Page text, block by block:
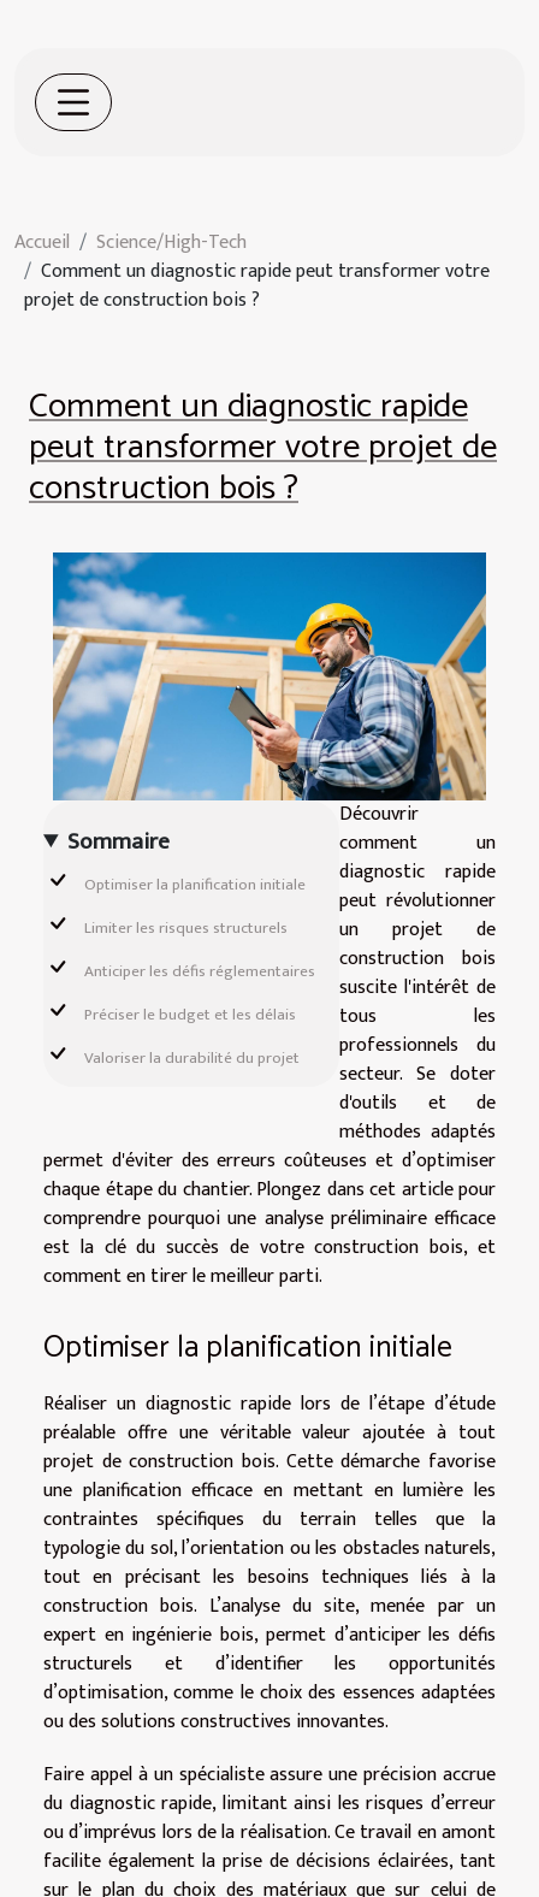
Accueil
Science/High-Tech
Comment un diagnostic rapide peut transformer votre
projet de construction bois ?
Comment un diagnostic rapide
peut transformer votre projet de
construction bois ?
Sommaire
Optimiser la planification initiale
Limiter les risques structurels
Anticiper les défis réglementaires
Préciser le budget et les délais
Valoriser la durabilité du projet
Découvrir
comment un
diagnostic rapide
peut révolutionner
un projet de
construction bois
suscite l'intérêt de
tous les
professionnels du
secteur. Se doter
d'outils et de
méthodes adaptés
permet d'éviter des erreurs coûteuses et d’optimiser
chaque étape du chantier. Plongez dans cet article pour
comprendre pourquoi une analyse préliminaire efficace
est la clé du succès de votre construction bois, et
comment en tirer le meilleur parti.
Optimiser la planification initiale
Réaliser un diagnostic rapide lors de l’étape d’étude
préalable offre une véritable valeur ajoutée à tout
projet de construction bois. Cette démarche favorise
une planification efficace en mettant en lumière les
contraintes spécifiques du terrain telles que la
typologie du sol, l’orientation ou les obstacles naturels,
tout en précisant les besoins techniques liés à la
construction bois. L’analyse du site, menée par un
expert en ingénierie bois, permet d’anticiper les défis
structurels et d’identifier les opportunités
d’optimisation, comme le choix des essences adaptées
ou des solutions constructives innovantes.
Faire appel à un spécialiste assure une précision accrue
du diagnostic rapide, limitant ainsi les risques d’erreur
ou d’imprévus lors de la réalisation. Ce travail en amont
facilite également la prise de décisions éclairées, tant
sur le plan du choix des matériaux que sur celui de